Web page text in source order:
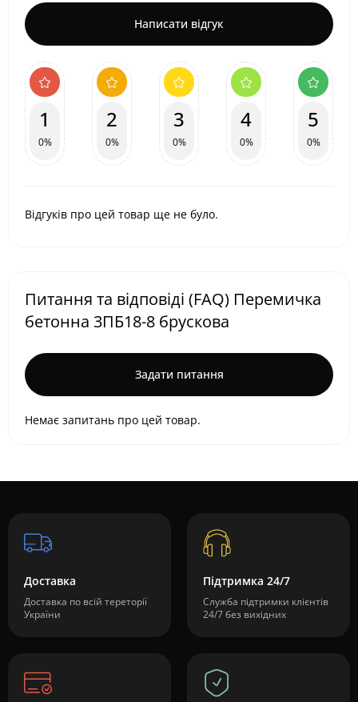
Написати відгук
1
0%
2
0%
3
0%
4
0%
5
0%
Відгуків про цей товар ще не було.
Питання та відповіді (FAQ) Перемичка
бетонна 3ПБ18-8 брускова
Задати питання
Немає запитань про цей товар.
Доставка
Доставка по всій тереторії
України
Підтримка 24/7
Служба підтримки клієнтів
24/7 без вихідних